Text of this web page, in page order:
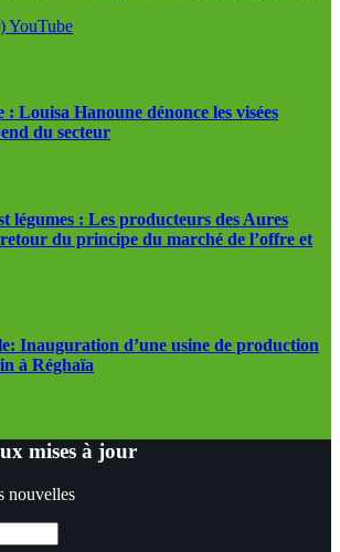
YouTube
Louisa Hanoune dénonce les visées
du secteur
légumes : Les producteurs des Aures
du principe du marché de l’offre et
Inauguration d’une usine de production
à Réghaïa
mises à jour
nouvelles